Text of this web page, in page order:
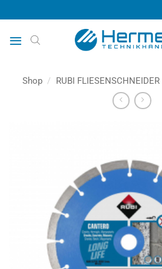
Inhalt
springen
Shop / RUBI FLIESENSCHNEIDER